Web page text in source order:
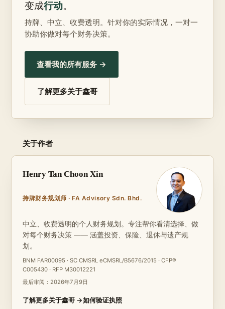
变成行动。
持牌、中立、收费透明。针对你的实际情况，一对一
协助你做对每个财务决策。
查看我的所有服务 →
了解更多关于鑫哥
关于作者
Henry Tan Choon Xin
持牌财务规划师 · FA Advisory Sdn. Bhd.
中立、收费透明的个人财务规划。专注帮你看清选择、做
对每个财务决策 —— 涵盖投资、保险、退休与遗产规
划。
BNM FAR00095 · SC CMSRL eCMSRL/B5676/2015 · CFP®
C005430 · RFP M30012221
最后审阅： 2026年7月9日
了解更多关于鑫哥 →如何验证执照